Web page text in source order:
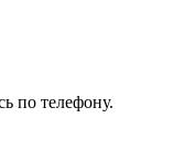
по телефону.